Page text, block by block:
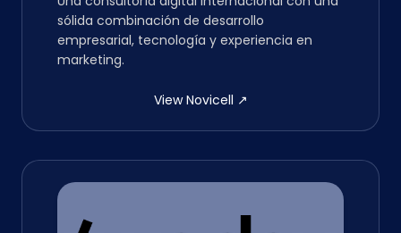
sólida combinación de desarrollo
empresarial, tecnología y experiencia en
marketing.
View Novicell ↗